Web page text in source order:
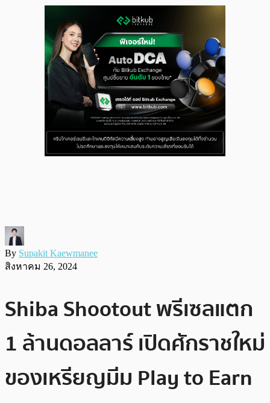
By Supakit Kaewmanee
สิงหาคม 26, 2024
Shiba Shootout พรีเซลแตก
1 ล้านดอลลาร์ เปิดศักราชใหม่
ของเหรียญมีม Play to Earn